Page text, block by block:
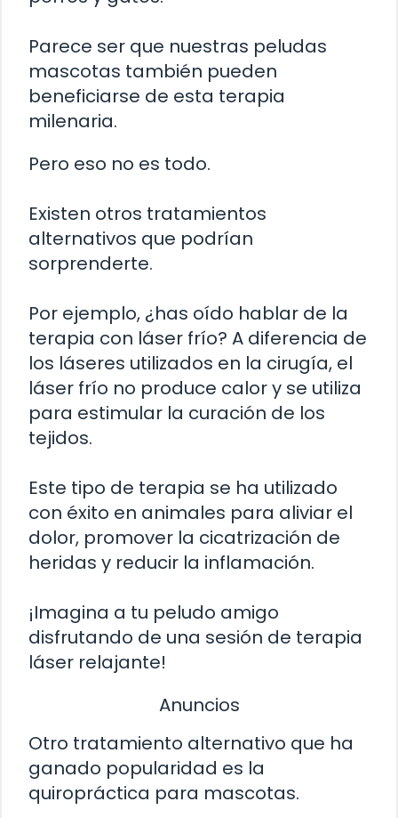
Parece ser que nuestras peludas
mascotas también pueden
beneficiarse de esta terapia
milenaria.
Pero eso no es todo.
Existen otros tratamientos
alternativos que podrían
sorprenderte.
Por ejemplo, ¿has oído hablar de la
terapia con láser frío? A diferencia de
los láseres utilizados en la cirugía, el
láser frío no produce calor y se utiliza
para estimular la curación de los
tejidos.
Este tipo de terapia se ha utilizado
con éxito en animales para aliviar el
dolor, promover la cicatrización de
heridas y reducir la inflamación.
¡Imagina a tu peludo amigo
disfrutando de una sesión de terapia
láser relajante!
Anuncios
Otro tratamiento alternativo que ha
ganado popularidad es la
quiropráctica para mascotas.